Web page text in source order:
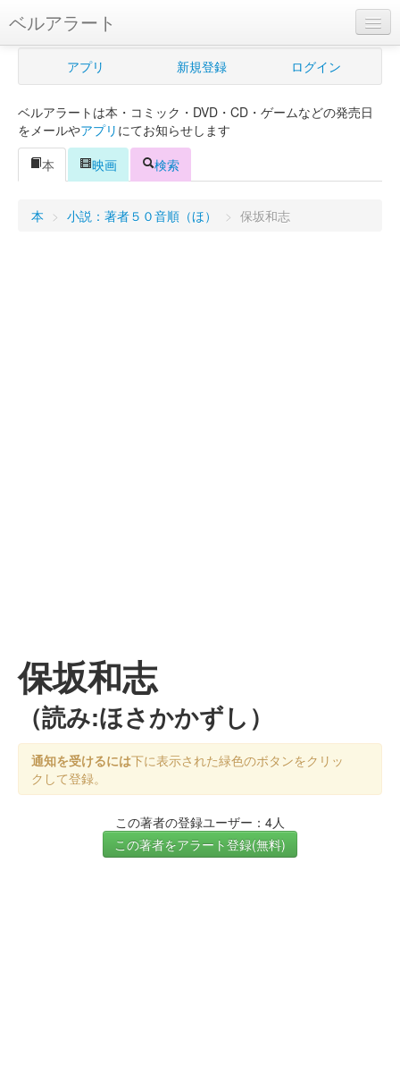
ベルアラート
ベルアラートとは
新規登録
ログイン
アプリ 新規登録 ログイン
ベルアラートは本・コミック・DVD・CD・ゲームなどの発売日
をメールやアプリ にてお知らせします
本
映画 検索
本 > 小説：著者５０音順（ほ） > 保坂和志
保坂和志
（読み:ほさかかずし）
通知を受けるには下に表示された緑色のボタンをクリッ
クして登録。
この著者の登録ユーザー：4人
この著者をアラート登録(無料)